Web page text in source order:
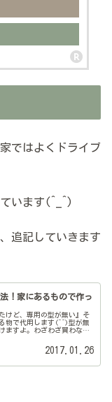
ではよくドライブ
います(^_^)
追記していきます
！家にあるもので作っ
けど、専用の型が無い』そ
物で代用します(^^)型が無
ますよ。わざわざ買わなく
2017.01.26